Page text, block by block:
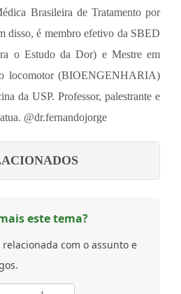
Brasileira de Tratamento por
disso, é membro efetivo da SBED
o Estudo da Dor) e Mestre em
locomotor (BIOENGENHARIA)
da USP. ⁠Professor, palestrante e
@dr.fernandojorge
este tema?
com o assunto e